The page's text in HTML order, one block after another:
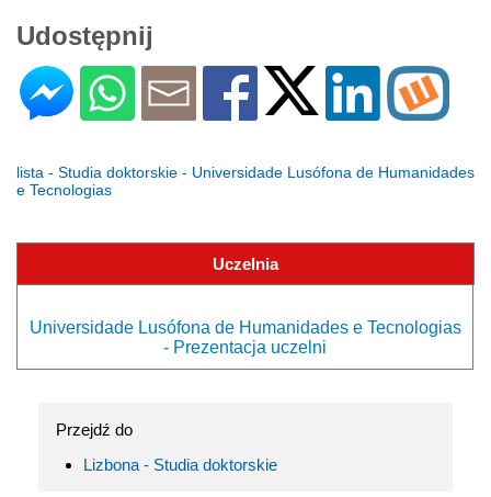
Udostępnij
lista - Studia doktorskie - Universidade Lusófona de Humanidades
e Tecnologias
Uczelnia
Universidade Lusófona de Humanidades e Tecnologias
- Prezentacja uczelni
Przejdź do
Lizbona - Studia doktorskie